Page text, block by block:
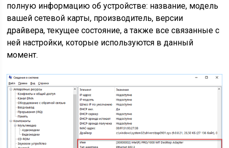
полную информацию об устройстве: название, модель
вашей сетевой карты, производитель, версии
драйвера, текущее состояние, а также все связанные с
ней настройки, которые используются в данный
момент.